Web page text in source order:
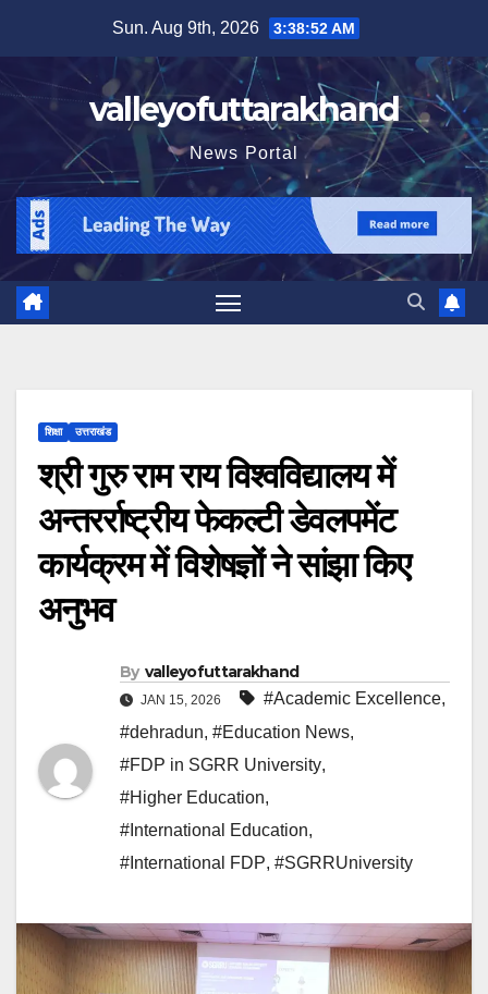
content
Sun. Aug 9th, 2026 3:38:53 AM
valleyofuttarakhand
News Portal
शिक्षा उत्तराखंड
श्री गुरु राम राय विश्वविद्यालय में
अन्तरर्राष्ट्रीय फेकल्टी डेवलपमेंट
कार्यक्रम में विशेषज्ञों ने सांझा किए
अनुभव
By valleyofuttarakhand
JAN 15, 2026 #Academic Excellence,
#dehradun, #Education News,
#FDP in SGRR University,
#Higher Education,
#International Education,
#International FDP, #SGRRUniversity